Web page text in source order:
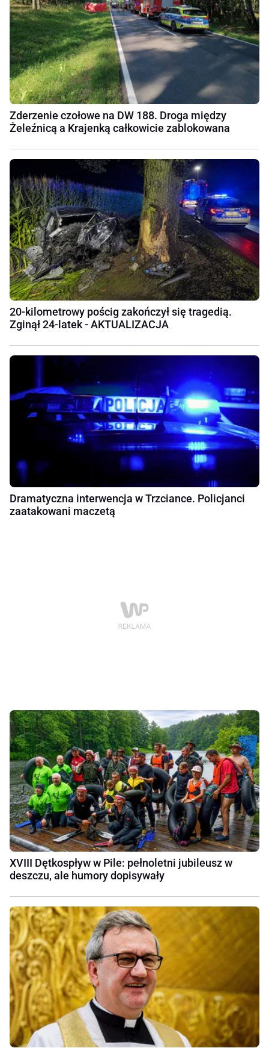
Zderzenie czołowe na DW 188. Droga między
Żeleźnicą a Krajenką całkowicie zablokowana
20-kilometrowy pościg zakończył się tragedią.
Zginął 24-latek - AKTUALIZACJA
Dramatyczna interwencja w Trzciance. Policjanci
zaatakowani maczetą
XVIII Dętkospływ w Pile: pełnoletni jubileusz w
deszczu, ale humory dopisywały